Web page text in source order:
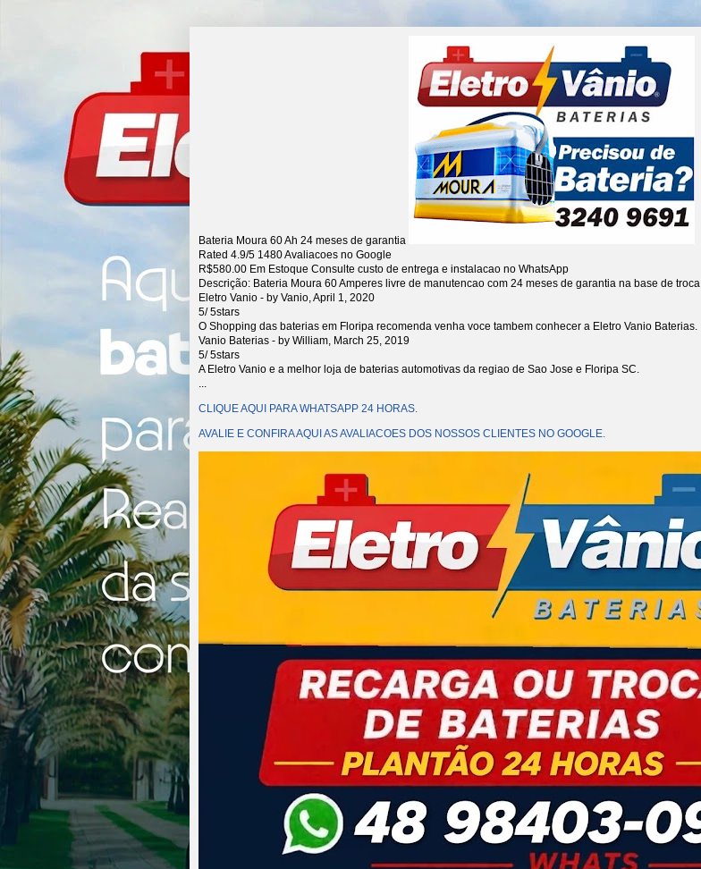
Bateria Moura 60 Ah 24 meses de garantia
Rated 4.9/5 1480Avaliacoes no Google
R$580.00 Em Estoque Consulte custo de entrega e instalacao no WhatsApp
Descrição: Bateria Moura 60 Amperes livre de manutencao com 24 meses de garantia na base de troca
Eletro Vanio - by Vanio,April 1, 2020
5/5stars
O Shopping das baterias em Floripa recomenda venha voce tambem conhecer a Eletro Vanio Baterias.
Vanio Baterias - by William, March 25, 2019
5/5stars
A Eletro Vanio e a melhor loja de baterias automotivas da regiao de Sao Jose e Floripa SC.
...
CLIQUE AQUI PARA WHATSAPP 24 HORAS.
AVALIE E CONFIRA AQUI AS AVALIACOES DOS NOSSOS CLIENTES NO GOOGLE.